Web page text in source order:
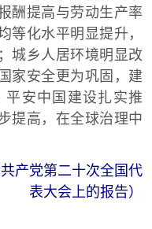
酬提高与劳动生产率
等化水平明显提升，
城乡人居环境明显改
家安全更为巩固，建
平安中国建设扎实推
提高，在全球治理中
共产党第二十次全国代
表大会上的报告）